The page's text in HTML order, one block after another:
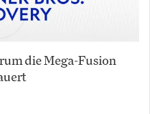
die Mega-Fusion